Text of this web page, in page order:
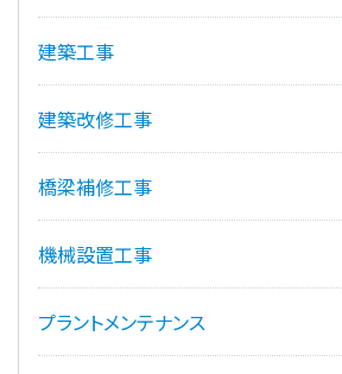
建築工事
建築改修工事
橋梁補修工事
機械設置工事
プラントメンテナンス